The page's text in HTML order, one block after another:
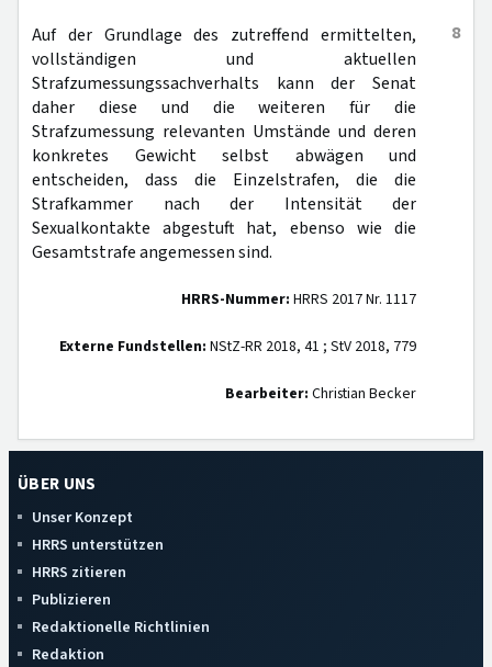
8
Auf der Grundlage des zutreffend ermittelten,
vollständigen und aktuellen
Strafzumessungssachverhalts kann der Senat
daher diese und die weiteren für die
Strafzumessung relevanten Umstände und deren
konkretes Gewicht selbst abwägen und
entscheiden, dass die Einzelstrafen, die die
Strafkammer nach der Intensität der
Sexualkontakte abgestuft hat, ebenso wie die
Gesamtstrafe angemessen sind.
HRRS-Nummer: HRRS 2017 Nr. 1117
Externe Fundstellen: NStZ-RR 2018, 41 ; StV 2018, 779
Bearbeiter: Christian Becker
ÜBER UNS
Unser Konzept
HRRS unterstützen
HRRS zitieren
Publizieren
Redaktionelle Richtlinien
Redaktion